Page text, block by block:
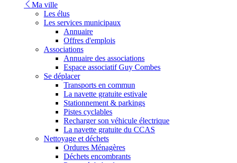
Ma ville
Les élus
Les services municipaux
Annuaire
Offres d'emplois
Associations
Annuaire des associations
Espace associatif Guy Combes
Se déplacer
Transports en commun
La navette gratuite estivale
Stationnement & parkings
Pistes cyclables
Recharger son véhicule électrique
La navette gratuite du CCAS
Nettoyage et déchets
Ordures Ménagères
Déchets encombrants